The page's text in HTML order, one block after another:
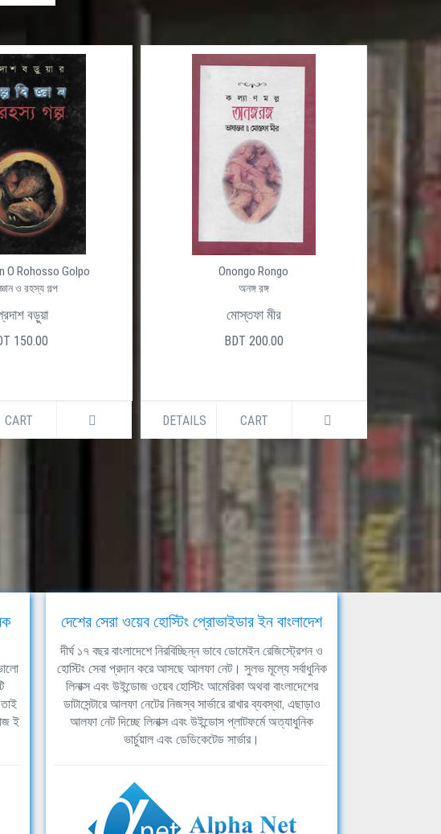
O Rohosso Golpo
ও রহস্য গল্প
বড়ুয়া
150.00
CART
Onongo Rongo
অনঙ্গ রঙ্গ
মোস্তফা মীর
BDT 200.00
DETAILS CART
ই
দেশের সেরা ওয়েব হোস্টিং প্রোভাইডার ইন বাংলাদেশ
দীর্ঘ ১৭ বছর বাংলাদেশে নিরবিচ্ছিন্ন ভাবে ডোমেইন রেজিস্ট্রেশন ও
হোস্টিং সেবা প্রদান করে আসছে আলফা নেট। সুলভ মূল্যে সর্বাধুনিক
লিনাক্স এবং উইন্ডোজ ওয়েব হোস্টিং আমেরিকা অথবা বাংলাদেশের
ডাটাসেন্টারে আলফা নেটের নিজস্ব সার্ভারে রাখার ব্যবস্থা, এছাড়াও
আলফা নেট দিচ্ছে লিনাক্স এবং উইন্ডোস প্লাটফর্মে অত্যাধুনিক
ভার্চুয়াল এবং ডেডিকেটেড সার্ভার।